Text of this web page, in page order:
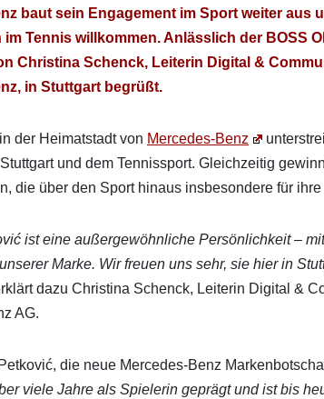
baut sein Engage­ment im Sport weit­er
im Ten­nis willkom­men. Anlässlich der BOSS
Christi­na Schenck, Lei­t­erin Dig­i­tal &
in Stuttgart begrüßt.
der Heimat­stadt von Mercedes‑Benz
und dem Ten­nis­s­port. Gle­ichzeit­ig
die über den Sport hin­aus ins­beson­dere für
ist eine außergewöhn­liche Per­sön­lichkeit –
Marke. Wir freuen uns sehr, sie hier in
dazu Christi­na Schenck, Lei­t­erin Dig­i­tal &
AG.
die neue Mercedes‑Benz
viele Jahre als Spielerin geprägt und ist bis